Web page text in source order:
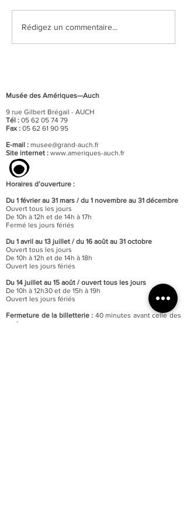
Pérou précolombien, un
Rédigez un commentaire...
Musée des Amériques—Auch
9 rue Gilbert Brégail - AUCH
Tél : 05 62 05 74 79
Fax : 05 62 61 90 95
E-mail : musee@grand-auch.fr
Site internet : www.ameriques-auch.fr
Horaires d’ouverture :
Du 1 février au 31 mars / du 1 novembre au 31 décembre
Ouvert tous les jours
De 10h à 12h et de 14h à 17h
Fermé les jours fériés
Du 1 avril au 13 juillet / du 16 août au 31 octobre
Ouvert tous les jours
De 10h à 12h et de 14h à 18h
Ouvert les jours fériés
Du 14 juillet au 15 août / ouvert tous les jours
De 10h à 12h30 et de 15h à 19h
Ouvert les jours fériés
Fermeture de la billetterie : 40 minutes avant celle des
portes